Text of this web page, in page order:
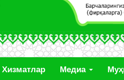
Хизматлар Медиа